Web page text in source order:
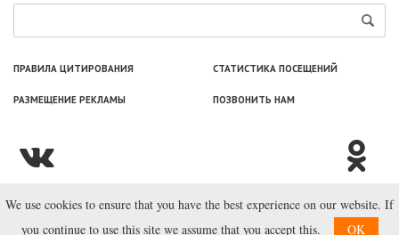
ПРАВИЛА ЦИТИРОВАНИЯ СТАТИСТИКА ПОСЕЩЕНИЙ
РАЗМЕЩЕНИЕ РЕКЛАМЫ ПОЗВОНИТЬ НАМ
© ООО «Лаборатория Новоcтей», 2003—2026.
We use cookies to ensure that you have the best experience on our website. If
you continue to use this site we assume that you accept this.
OK